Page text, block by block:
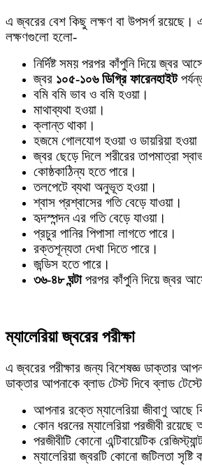
এ জ্বরের বেশ কিছু লক্ষণ বা উপসর্গ রয়েছে।
লক্ষণগুলো হলো-
নির্দিষ্ট সময় পরপর কাঁপুনি দিয়ে জ্বর
জ্বর ১০৫-১০৬ ডিগ্রি ফারেনহাইট
বমি বমি ভাব ও বমি হওয়া।
মাথাব্যথা হওয়া।
ক্লান্ত থাকা।
হজমে গোলযোগ হওয়া ও ডায়রিয়া
জ্বর ছেড়ে দিলে শরীরের তাপমাত্রা
কোষ্ঠকাঠিন্য হতে পারে।
তলপেটে ব্যথা অনুভূত হওয়া।
শ্বাস প্রশ্বাসের গতি বেড়ে যাওয়া।
হৃদস্পন্দন এর গতি বেড়ে যাওয়া।
প্রচুর পানির পিপাসা লাগতে পারে।
রক্তশূন্যতা দেখা দিতে পারে।
জন্ডিস হতে পারে।
৩৬-৪৮ ঘন্টাপরপর কাঁপুনি দিয়ে জ্বর
ম্যালেরিয়া জ্বরের পরীক্ষা
এ জ্বরের পরীক্ষার জন্য বিশেষজ্ঞ ডাক্তার
ডাক্তার আপনাকে ব্লাড টেস্ট দিবে ব্লাড
আপনার রক্তে ম্যালেরিয়া জীবাণু আছে
কোন ধরনের ম্যালেরিয়া পরজীবী
পরজীবীটি কোনো এন্টিবায়েটিক
ম্যালেরিয়া জ্বরটি কোনো জটিলতা সৃষ্টি